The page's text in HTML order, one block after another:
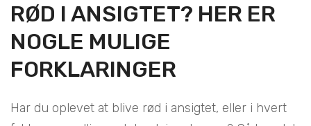
RØD I ANSIGTET? HER ER
NOGLE MULIGE
FORKLARINGER
Har du oplevet at blive rød i ansigtet, eller i hvert